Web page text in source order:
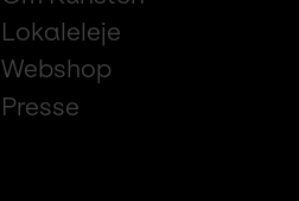
Lokaleleje
Webshop
Presse